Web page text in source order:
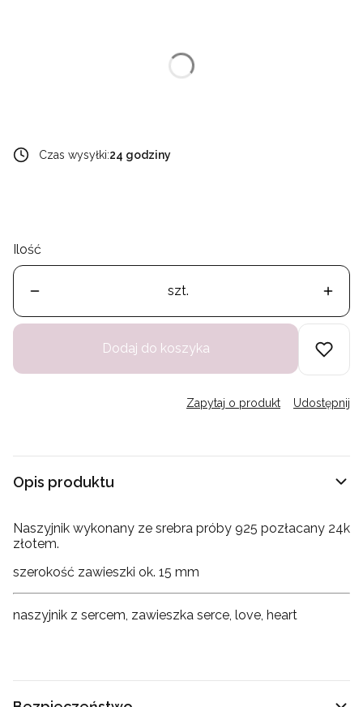
Czas wysyłki:24 godziny
Ilość
szt.
Dodaj do koszyka
Zapytaj o produkt Udostępnij
Opis produktu
Naszyjnik wykonany ze srebra próby 925 pozłacany 24k
złotem.
szerokość zawieszki ok. 15 mm
naszyjnik z sercem, zawieszka serce, love, heart